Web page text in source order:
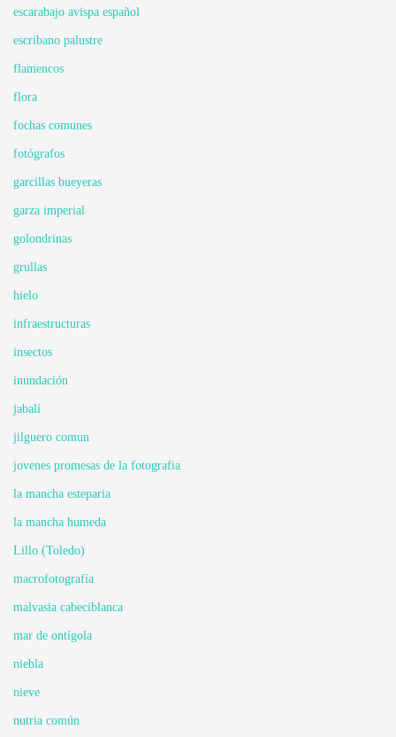
escarabajo avispa español
escribano palustre
flamencos
flora
fochas comunes
fotógrafos
garcillas bueyeras
garza imperial
golondrinas
grullas
hielo
infraestructuras
insectos
inundación
jabalí
jilguero comun
jovenes promesas de la fotografia
la mancha esteparia
la mancha humeda
Lillo (Toledo)
macrofotografía
malvasia cabeciblanca
mar de ontígola
niebla
nieve
nutria común